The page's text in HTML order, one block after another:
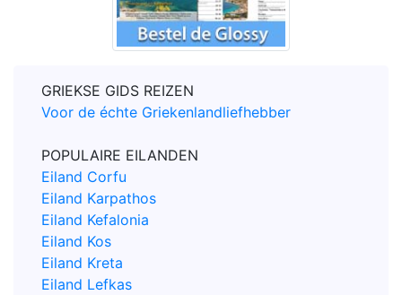
GRIEKSE GIDS REIZEN
Voor de échte Griekenlandliefhebber
POPULAIRE EILANDEN
Eiland Corfu
Eiland Karpathos
Eiland Kefalonia
Eiland Kos
Eiland Kreta
Eiland Lefkas